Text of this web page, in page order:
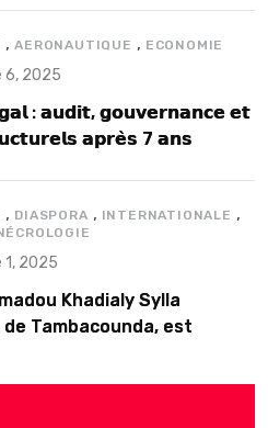
,AERONAUTIQUE , ECONOMIE
6, 2025
: 𝗮𝘂𝗱𝗶𝘁, 𝗴𝗼𝘂𝘃𝗲𝗿𝗻𝗮𝗻𝗰𝗲 𝗲𝘁
𝗮𝗽𝗿𝗲̀𝘀 7 𝗮𝗻𝘀
, DIASPORA , INTERNATIONALE ,
2025
Khadialy Sylla
Tambacounda, est